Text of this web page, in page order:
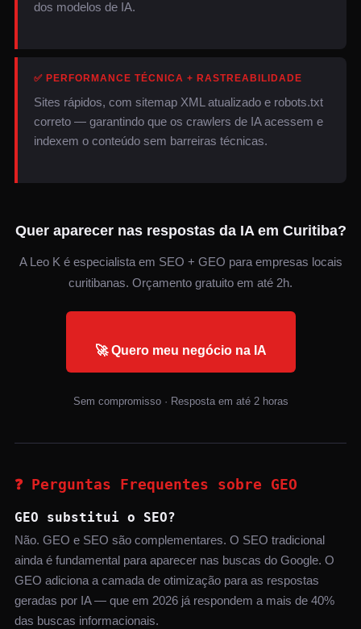
dos modelos de IA.
✅ PERFORMANCE TÉCNICA + RASTREABILIDADE
Sites rápidos, com sitemap XML atualizado e robots.txt
correto — garantindo que os crawlers de IA acessem e
indexem o conteúdo sem barreiras técnicas.
Quer aparecer nas respostas da IA em Curitiba?
A Leo K é especialista em SEO + GEO para empresas locais
curitibanas. Orçamento gratuito em até 2h.
🚀 Quero meu negócio na IA
Sem compromisso · Resposta em até 2 horas
❓ Perguntas Frequentes sobre GEO
GEO substitui o SEO?
Não. GEO e SEO são complementares. O SEO tradicional
ainda é fundamental para aparecer nas buscas do Google. O
GEO adiciona a camada de otimização para as respostas
geradas por IA — que em 2026 já respondem a mais de 40%
das buscas informacionais.